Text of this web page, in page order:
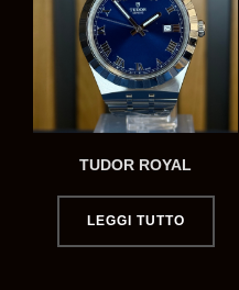
TUDOR ROYAL
LEGGI TUTTO